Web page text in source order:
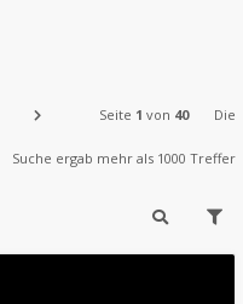
Seite 1 von 40 Die
Suche ergab mehr als 1000 Treffer